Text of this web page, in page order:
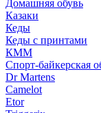
Домашняя обувь
Казаки
Кеды
Кеды с принтами
КММ
Спорт-байкерская
Dr Martens
Camelot
Etor